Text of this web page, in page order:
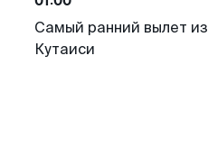
Самый ранний вылет из
Кутаиси